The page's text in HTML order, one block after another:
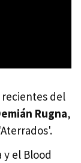
recientes del
Rugna,
y el Blood